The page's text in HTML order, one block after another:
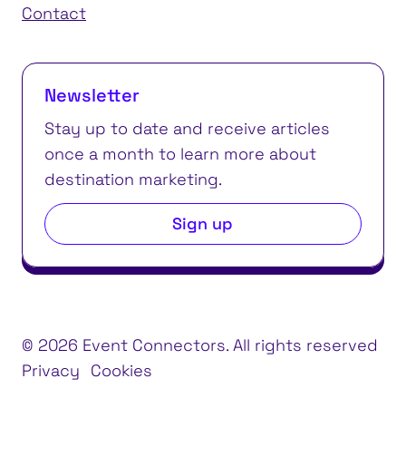
Contact
Newsletter
Stay up to date and receive articles
once a month to learn more about
destination marketing.
Sign up
© 2026 Event Connectors. All rights reserved
Privacy
Cookies